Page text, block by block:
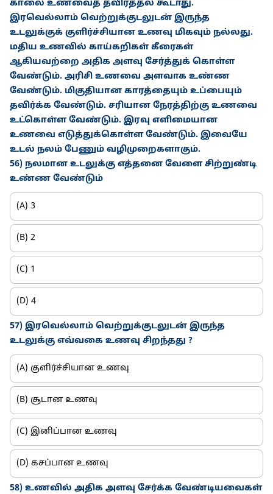
காலை உணவைத் தவிர்த்தல் கூடாது.
இரவெல்லாம் வெற்றுக்குடலுடன் இருந்த
உடலுக்குக் குளிர்ச்சியான உணவு மிகவும் நல்லது.
மதிய உணவில் காய்கறிகள் கீரைகள்
ஆகியவற்றை அதிக அளவு சேர்த்துக் கொள்ள
வேண்டும். அரிசி உணவை அளவாக உண்ண
வேண்டும். மிகுதியான காரத்தையும் உப்பையும்
தவிர்க்க வேண்டும். சரியான நேரத்திற்கு உணவை
உட்கொள்ள வேண்டும். இரவு எளிமையான
உணவை எடுத்துக்கொள்ள வேண்டும். இவையே
உடல் நலம் பேணும் வழிமுறைகளாகும்.
56) நலமான உடலுக்கு எத்தனை வேளை சிற்றுண்டி
உண்ண வேண்டும்
(A) 3
(B) 2
(C) 1
(D) 4
57) இரவெல்லாம் வெற்றுக்குடலுடன் இருந்த
உடலுக்கு எவ்வகை உணவு சிறந்தது ?
(A) குளிர்ச்சியான உணவு
(B) சூடான உணவு
(C) இனிப்பான உணவு
(D) கசப்பான உணவு
58) உணவில் அதிக அளவு சேர்க்க வேண்டியவைகள்